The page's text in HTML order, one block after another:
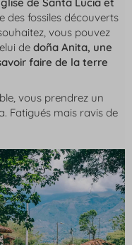
des fossiles découverts
vous pouvez
de doña Anita, une
faire de la terre
vous prendrez un
Fatigués mais ravis de